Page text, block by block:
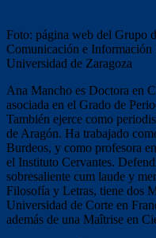
Foto: página web del Grupo
Comunicación e Información
Universidad de Zaragoza
Ana Mancho es Doctora en
asociada en el Grado de
También ejerce como
de Aragón. Ha trabajado
Burdeos, y como profesora
el Instituto Cervantes.
sobresaliente cum laude y
Filosofía y Letras, tiene dos
Universidad de Corte en
además de una Maîtrise en